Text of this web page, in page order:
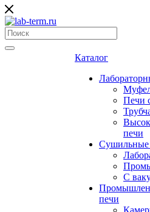
Каталог
Печи
печи
С
печи